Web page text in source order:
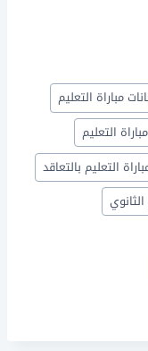
مباراة التعليم
التعليم
التعليم بالتعاقد